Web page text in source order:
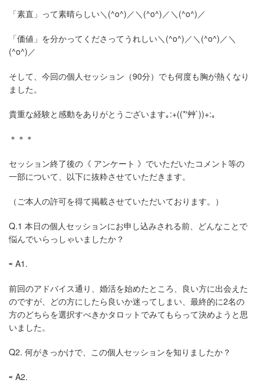
「素直」って素晴らしい＼(^o^)／＼(^o^)／＼(^o^)／
「価値」を分かってくださってうれしい＼(^o^)／＼(^o^)／＼
(^o^)／
そして、今回の個人セッション（90分）でも何度も胸が熱くなり
ました。
貴重な経験と感動をありがとうございます｡:+((*′艸`))+:｡
＊＊＊
セッション終了後の《 アンケート 》でいただいたコメント等の
一部について、以下に抜粋させていただきます。
（ご本人の許可を得て掲載させていただいております。）
Q.1 本日の個人セッションにお申し込みされる前、どんなことで
悩んでいらっしゃいましたか？
⇨ A1.
前回のアドバイス通り、婚活を始めたところ、良い方に出会えた
のですが、どの方にしたら良いか迷ってしまい、最終的に2名の
方のどちらを選択すべきかタロットでみてもらって決めようと思
いました。
Q2. 何がきっかけで、この個人セッションを知りましたか？
⇨ A2.